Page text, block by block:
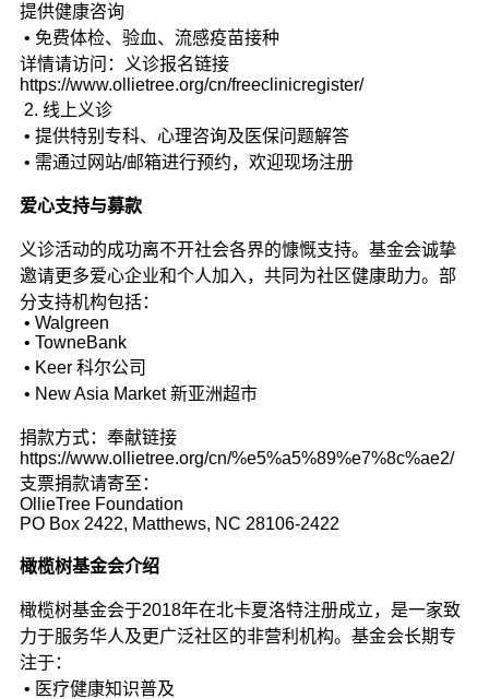
提供健康咨询
• 免费体检、验血、流感疫苗接种
详情请访问：义诊报名链接
https://www.ollietree.org/cn/freeclinicregister/
2. 线上义诊
• 提供特别专科、心理咨询及医保问题解答
• 需通过网站/邮箱进行预约，欢迎现场注册
爱心支持与募款
义诊活动的成功离不开社会各界的慷慨支持。基金会诚挚
邀请更多爱心企业和个人加入，共同为社区健康助力。部
分支持机构包括：
• Walgreen
• TowneBank
• Keer 科尔公司
• New Asia Market 新亚洲超市
捐款方式：奉献链接
https://www.ollietree.org/cn/%e5%a5%89%e7%8c%ae2/
支票捐款请寄至：
OllieTree Foundation
PO Box 2422, Matthews, NC 28106-2422
橄榄树基金会介绍
橄榄树基金会于2018年在北卡夏洛特注册成立，是一家致
力于服务华人及更广泛社区的非营利机构。基金会长期专
注于：
• 医疗健康知识普及